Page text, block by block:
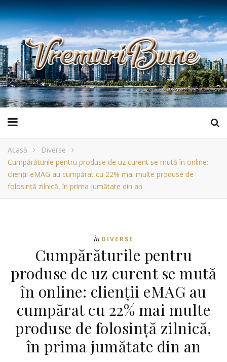
Acasă
Diverse
Cumpărăturile pentru produse de uz curent se mută în online:
clienții eMAG au cumpărat cu 22% mai multe produse de
folosință zilnică, în prima jumătate din an
În DIVERSE
Cumpărăturile pentru
produse de uz curent se mută
în online: clienții eMAG au
cumpărat cu 22% mai multe
produse de folosință zilnică,
în prima jumătate din an